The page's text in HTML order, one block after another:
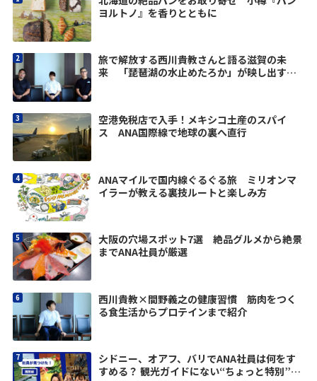
ヨルトノ』を香りとともに
旅で解放する西川貴教さんと語る滋賀の未
来 「琵琶湖の水止めたろか」が映し出す価
空港免税店で入手！メキシコ土産のスパイ
ス ANA国際線で地球の裏へ直行
ANAマイルで国内線ぐるぐる旅 ミリオンマ
イラーが教える裏技ルートと楽しみ方
大阪の穴場スポット7選 絶品グルメから絶景
までANA社員が厳選
西川貴教×間野義之の健康習慣 筋肉をつく
る食生活からプロテインまで紹介
シドニー、オアフ、バリでANA社員は何をす
すめる？ 観光ガイドにない“ちょっと特別”な